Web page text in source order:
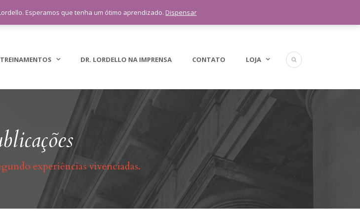
+55 11 9 1398-3091
DR. LORDELLO NA IMPRENSA CONTATO LOJA
experiências vivenciadas.
Esperamos que tenha um ótimo aprendizado. Dispensar